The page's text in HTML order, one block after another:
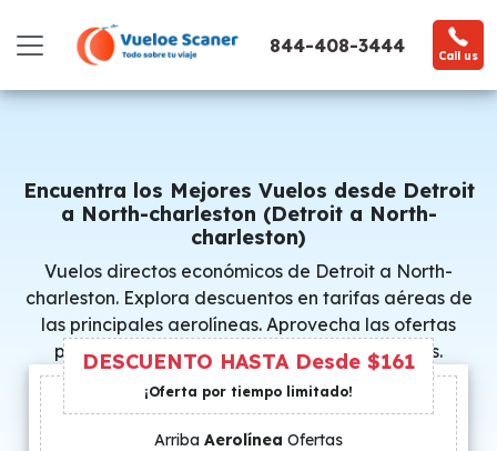
844-408-3444 Call us
Encuentra los Mejores Vuelos desde Detroit
a North-charleston (Detroit a North-
charleston)
Vuelos directos económicos de Detroit a North-
charleston. Explora descuentos en tarifas aéreas de
las principales aerolíneas. Aprovecha las ofertas
promocionales y consigue precios especiales.
DESCUENTO HASTA Desde $161
¡Oferta por tiempo limitado!
Arriba Aerolínea Ofertas